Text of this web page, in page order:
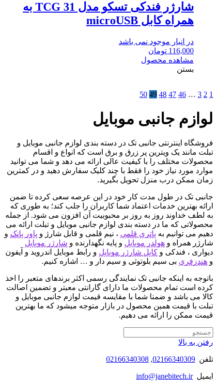
شارژر فندکی تسکو مدل TCG 31 به
همراه کابل microUSB
در انبار موجود نمی باشد
116,000 تومان
مشاهده محصول
بستن
1
2
3
…
46
47
48
49
50
لوازم جانبی موبایل
فروشگاه اینترنتی جانبی تک در دسته بندی لوازم جانبی موبایل و
تبلت مانند یک ویترین پر زرق و برق است که انواع و اقسام
محصولات مختلف را با کیفیت عالی ارائه می دهد و شما می توانید
موارد مورد نیاز خود را فقط با چند کلیک سفارش دهید و در کمترین
زمان ممکن درب منزل تحویل بگیرید.
جانبی تک در طول مدت کار خود در این عرصه سعی کرده تا ضمن
ارائه بهترین خدمات اعتماد شما کاربران را جلب کند؛ به طوری که
به لطف خداوند روز به روز بر محبوبیت آن افزون می شود. از جمله
محصولاتی که ما در دسته بندی لوازم جانبی موبایل و تبلت ارائه می
دهیم می توانیم به باتری قلمی ، نیم قلمی و قابل شارژ و پاور بانک و
شارژر همراه و هولدر موبایل و پایه نگهدارنده و شارژر موبایل
دیواری ، فندکی و کابل شارژر موبایل و رابط موبایل اندروید و آیفون
و هندزفری بی سیم بلوتوثی و سیم دار و … اشاره کنیم.
باتوجه به اینکه جانبی تک نمایندگی رسمی اکثر برندهای متعبر را اخذ
کرده است تمام محصولات ما دارای گارانتی معبتر و تضمین اصالت
کالا می باشد و ضمنا شما با مقایسه قیمت لوازم جانبی موبایل و
تبلت با قیمت همین محصول در بازار متوجه میشود که ما بهترین
قیمت ممکن را ارائه می دهیم.
رفتن به بالا
تلفن 02166340309
,
02166340308
ایمیلinfo@janebitech.ir